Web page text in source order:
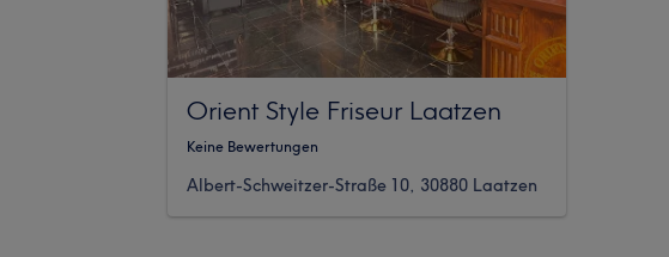
Orient Style Friseur Laatzen
Keine Bewertungen
Albert-Schweitzer-Straße 10, 30880 Laatzen